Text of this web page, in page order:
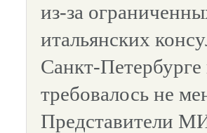
из-за
итальянских
Санкт-
требовалось не
Представители